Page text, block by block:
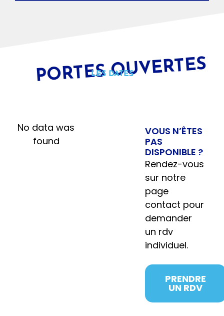
PORTES OUVERTES
LES DATES
No data was
found
VOUS N’ÊTES
PAS
DISPONIBLE ?
Rendez-vous
sur notre
page
contact pour
demander
un rdv
individuel.
PRENDRE
UN RDV